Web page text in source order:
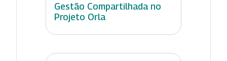
Gestão Compartilhada no
Projeto Orla